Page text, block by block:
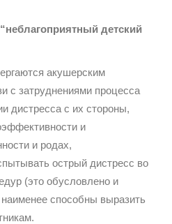
“неблагоприятный детский
акушерским
с затруднениями процесса
дистресса с их стороны,
и
и родах,
острый дистресс во
(это обусловлено и
способны выразить